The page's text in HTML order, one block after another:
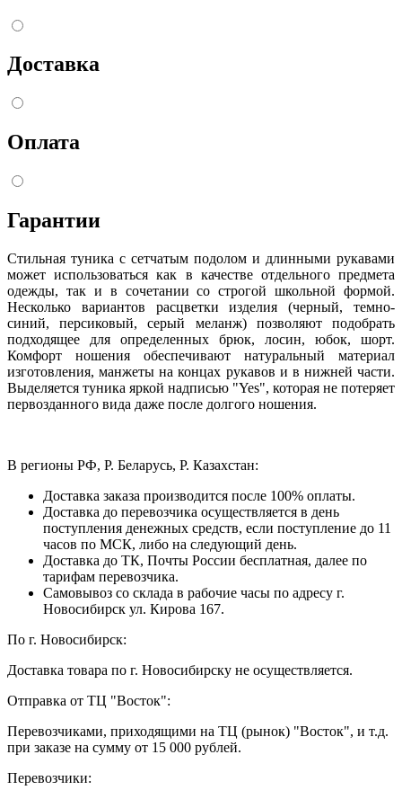
Доставка
Оплата
Гарантии
Стильная туника с сетчатым подолом и длинными рукавами
может использоваться как в качестве отдельного предмета
одежды, так и в сочетании со строгой школьной формой.
Несколько вариантов расцветки изделия (черный, темно-
синий, персиковый, серый меланж) позволяют подобрать
подходящее для определенных брюк, лосин, юбок, шорт.
Комфорт ношения обеспечивают натуральный материал
изготовления, манжеты на концах рукавов и в нижней части.
Выделяется туника яркой надписью "Yes", которая не потеряет
первозданного вида даже после долгого ношения.
В регионы РФ, Р. Беларусь, Р. Казахстан:
Доставка заказа производится после 100% оплаты.
Доставка до перевозчика осуществляется в день
поступления денежных средств, если поступление до 11
часов по МСК, либо на следующий день.
Доставка до ТК, Почты России бесплатная, далее по
тарифам перевозчика.
Самовывоз со склада в рабочие часы по адресу г.
Новосибирск ул. Кирова 167.
По г. Новосибирск:
Доставка товара по г. Новосибирску не осуществляется.
Отправка от ТЦ "Восток":
Перевозчиками, приходящими на ТЦ (рынок) "Восток", и т.д.
при заказе на сумму от 15 000 рублей.
Перевозчики: